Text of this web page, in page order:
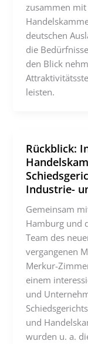
zusammen
deutschen
die
den Blick
leisten.
Rückblick:
Industrie-
Gemeinsam
Hamburg und
Team des
vergangenen
Merkur-
einem
und
und
wurden u. a.